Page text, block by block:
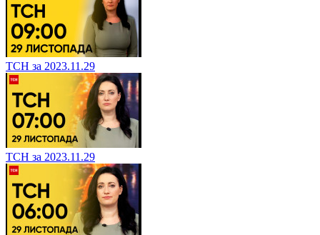
ТСН за 2023.11.29
ТСН за 2023.11.29